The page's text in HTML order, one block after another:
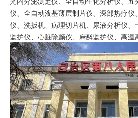
仪、全自动液基薄层制片仪、深部热疗仪
仪、洗扳机、病理切片机、尿液分析仪、
监护仪、心脏除颤仪、麻醉监护仪、高温